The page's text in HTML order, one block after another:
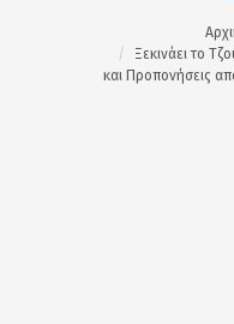
Ξεκινάει το
και Προπονήσεις